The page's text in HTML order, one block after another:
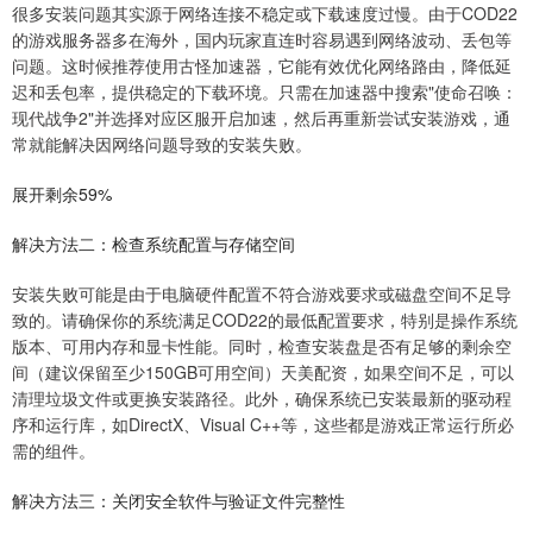
很多安装问题其实源于网络连接不稳定或下载速度过慢。由于COD22
的游戏服务器多在海外，国内玩家直连时容易遇到网络波动、丢包等
问题。这时候推荐使用古怪加速器，它能有效优化网络路由，降低延
迟和丢包率，提供稳定的下载环境。只需在加速器中搜索"使命召唤：
现代战争2"并选择对应区服开启加速，然后再重新尝试安装游戏，通
常就能解决因网络问题导致的安装失败。
展开剩余59%
解决方法二：检查系统配置与存储空间
安装失败可能是由于电脑硬件配置不符合游戏要求或磁盘空间不足导
致的。请确保你的系统满足COD22的最低配置要求，特别是操作系统
版本、可用内存和显卡性能。同时，检查安装盘是否有足够的剩余空
间（建议保留至少150GB可用空间）天美配资，如果空间不足，可以
清理垃圾文件或更换安装路径。此外，确保系统已安装最新的驱动程
序和运行库，如DirectX、Visual C++等，这些都是游戏正常运行所必
需的组件。
解决方法三：关闭安全软件与验证文件完整性